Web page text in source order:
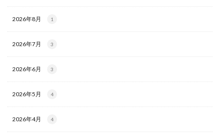
2026年8月 1
2026年7月 3
2026年6月 3
2026年5月 4
2026年4月 4